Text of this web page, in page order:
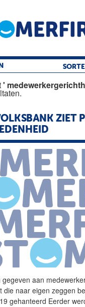
Archief
'
ZIET
gegeven aan
die naar eigen zeggen
gehanteerd Eerder